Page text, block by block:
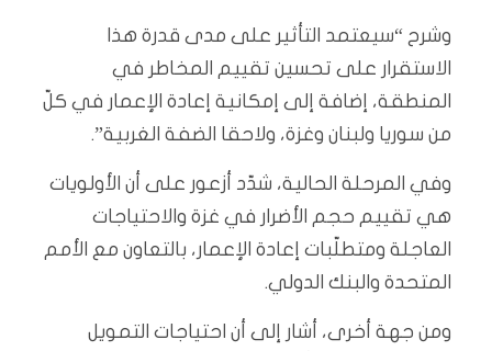
وشرح “سيعتمد التأثير على مدى قدرة هذا
الاستقرار على تحسين تقييم المخاطر في
المنطقة، إضافة إلى إمكانية إعادة الإعمار في كلّ
من سوريا ولبنان وغزة، ولاحقا الضفة الغربية”.
وفي المرحلة الحالية، شدّد أزعور على أن الأولويات
هي تقييم حجم الأضرار في غزة والاحتياجات
العاجلة ومتطلّبات إعادة الإعمار، بالتعاون مع الأمم
المتحدة والبنك الدولي.
ومن جهة أخرى، أشار إلى أن احتياجات التمويل